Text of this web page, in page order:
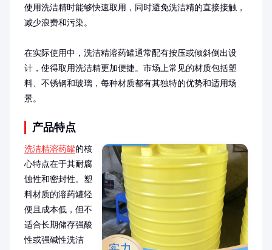
使用洗洁精时能够快速取用，同时避免洗洁精的直接接触，
减少浪费和污染。
在实际使用中，洗洁精溶药罐通常配有按压或倾斜倒出设
计，使得取用洗洁精更加便捷。市场上常见的材质包括塑
料、不锈钢和玻璃，每种材质都有其独特的优势和适用场
景。
产品特点
洗洁精溶药罐的核
心特点在于其耐腐
蚀性和密封性。塑
料材质的溶药罐轻
便且成本低，但不
适合长期储存强酸
性或强碱性洗洁